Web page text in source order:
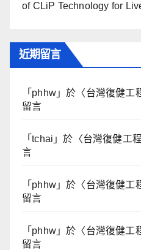
of CLiP Technology for
近期留言
「 phhw 」於〈台灣復健工
留言
「tchai 」於〈台灣復健工
言
「 phhw 」於〈台灣復健工
留言
「 phhw 」於〈台灣復健工
留言